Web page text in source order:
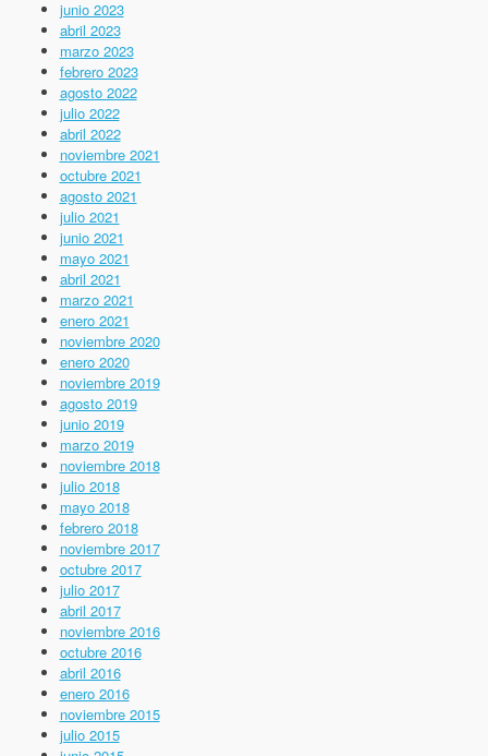
junio 2023
abril 2023
marzo 2023
febrero 2023
agosto 2022
julio 2022
abril 2022
noviembre 2021
octubre 2021
agosto 2021
julio 2021
junio 2021
mayo 2021
abril 2021
marzo 2021
enero 2021
noviembre 2020
enero 2020
noviembre 2019
agosto 2019
junio 2019
marzo 2019
noviembre 2018
julio 2018
mayo 2018
febrero 2018
noviembre 2017
octubre 2017
julio 2017
abril 2017
noviembre 2016
octubre 2016
abril 2016
enero 2016
noviembre 2015
julio 2015